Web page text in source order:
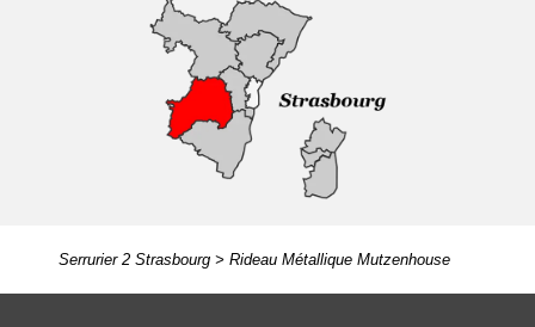
Serrurier 2 Strasbourg> Rideau Métallique Mutzenhouse